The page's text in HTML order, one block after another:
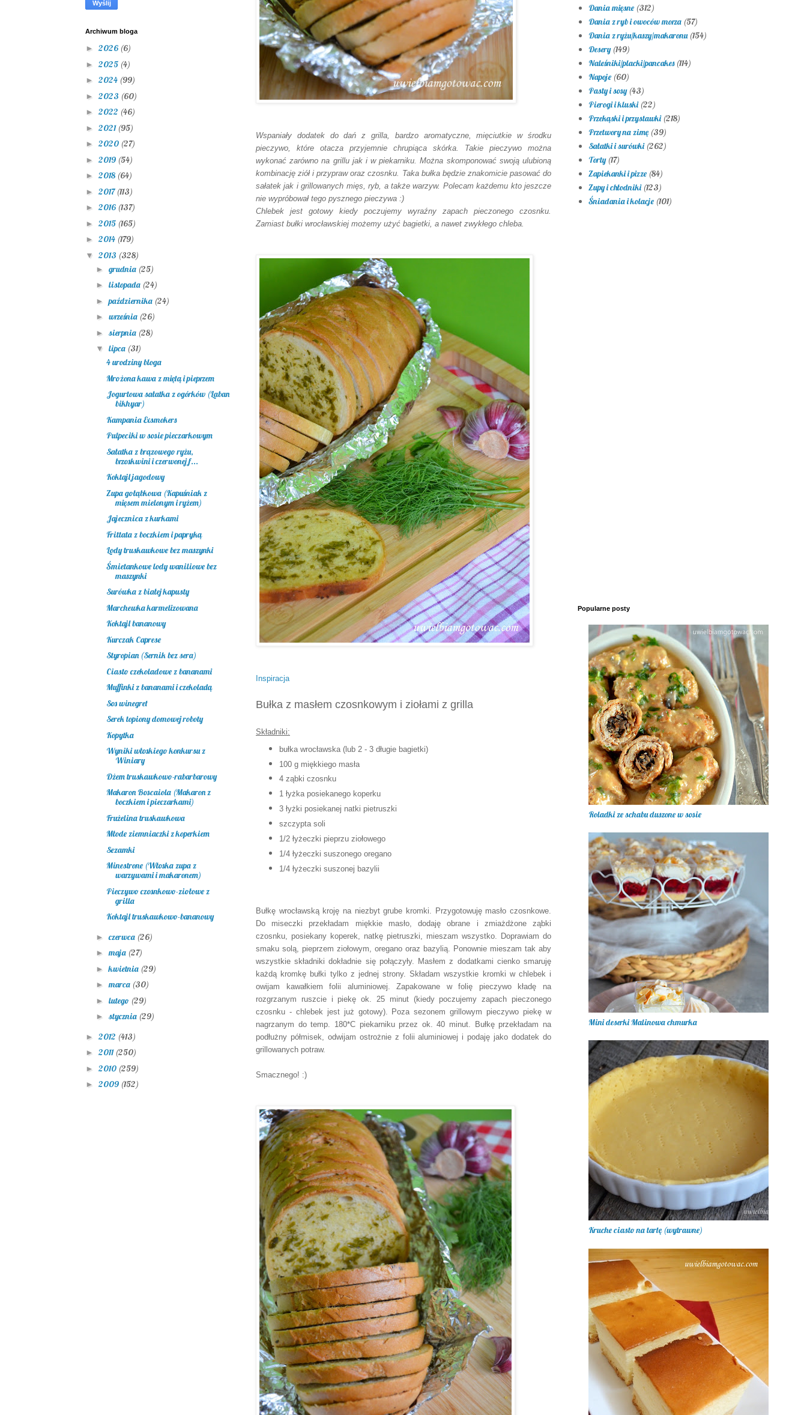
Wspaniały dodatek do dań z grilla, bardzo aromatyczne, mięciutkie w środku
pieczywo, które otacza przyjemnie chrupiąca skórka. Takie pieczywo można
wykonać zarówno na grillu jak i w piekarniku. Można skomponować swoją ulubioną
kombinację ziół i przypraw oraz czosnku. Taka bułka będzie znakomicie pasować do
sałatek jak i grillowanych mięs, ryb, a także warzyw. Polecam każdemu kto jeszcze
nie wypróbował tego pysznego pieczywa :)
Chlebek jest gotowy kiedy poczujemy wyraźny zapach pieczonego czosnku.
Zamiast bułki wrocławskiej możemy użyć bagietki, a nawet zwykłego chleba.
Inspiracja
Bułka z masłem czosnkowym i ziołami z grilla
Składniki:
bułka wrocławska (lub 2 - 3 długie bagietki)
100 g miękkiego masła
4 ząbki czosnku
1 łyżka posiekanego koperku
3 łyżki posiekanej natki pietruszki
szczypta soli
1/2 łyżeczki pieprzu ziołowego
1/4 łyżeczki suszonego oregano
1/4 łyżeczki suszonej bazylii
Bułkę wrocławską kroję na niezbyt grube kromki. Przygotowuję masło czosnkowe.
Do miseczki przekładam miękkie masło, dodaję obrane i zmiażdżone ząbki
czosnku, posiekany koperek, natkę pietruszki, mieszam wszystko. Doprawiam do
smaku solą, pieprzem ziołowym, oregano oraz bazylią. Ponownie mieszam tak aby
wszystkie składniki dokładnie się połączyły. Masłem z dodatkami cienko smaruję
każdą kromkę bułki tylko z jednej strony. Składam wszystkie kromki w chlebek i
owijam kawałkiem folii aluminiowej. Zapakowane w folię pieczywo kładę na
rozgrzanym ruszcie i piekę ok. 25 minut (kiedy poczujemy zapach pieczonego
czosnku - chlebek jest już gotowy). Poza sezonem grillowym pieczywo piekę w
nagrzanym do temp. 180*C piekarniku przez ok. 40 minut. Bułkę przekładam na
podłużny półmisek, odwijam ostrożnie z folii aluminiowej i podaję jako dodatek do
grillowanych potraw.
Smacznego! :)
Archiwum bloga
► 2026 (6)
► 2025 (4)
► 2024 (99)
► 2023 (60)
► 2022 (46)
► 2021 (95)
► 2020 (27)
► 2019 (54)
► 2018 (64)
► 2017(113)
► 2016 (137)
► 2015 (165)
► 2014 (179)
▼ 2013 (328)
► grudnia (25)
► listopada (24)
►października (24)
► września (26)
► sierpnia (28)
▼ lipca (31)
4 urodziny bloga
Mrożona kawa z miętą i pieprzem
Jogurtowa sałatka z ogórków (Laban
bikhyar)
Kampania Exsmokers
Pulpeciki w sosie pieczarkowym
Sałatka z brązowego ryżu,
brzoskwini i czerwonej f...
Koktajl jagodowy
Zupa gołąbkowa (Kapuśniak z
mięsem mielonym i ryżem)
Jajecznica z kurkami
Frittata z boczkiem i papryką
Lody truskawkowe bez maszynki
Śmietankowe lody waniliowe bez
maszynki
Surówka z białej kapusty
Marchewka karmelizowana
Koktajl bananowy
Kurczak Caprese
Styropian (Sernik bez sera)
Ciasto czekoladowe z bananami
Muffinki z bananami i czekoladą
Sos winegret
Serek topiony domowej roboty
Kopytka
Wyniki włoskiego konkursu z
Winiary
Dżem truskawkowo-rabarbarowy
Makaron Boscaiola (Makaron z
boczkiem i pieczarkami)
Frużelina truskawkowa
Młode ziemniaczki z koperkiem
Sezamki
Minestrone (Włoska zupa z
warzywami i makaronem)
Pieczywo czosnkowo-ziołowe z
grilla
Koktajl truskawkowo-bananowy
►czerwca (26)
►maja (27)
►kwietnia (29)
►marca (30)
► lutego (29)
► stycznia (29)
► 2012 (413)
► 2011 (250)
► 2010 (259)
► 2009 (152)
Dania mięsne (312)
Dania z ryb i owoców morza (57)
Dania z ryżu/kaszy/makaronu (154)
Desery (149)
Naleśniki/placki/pancakes (114)
Napoje (60)
Pasty i sosy (43)
Pierogi i kluski (22)
Przekąski i przystawki (218)
Przetwory na zimę (39)
Sałatki i surówki (262)
Torty (17)
Zapiekanki i pizze (84)
Zupy i chłodniki (123)
Śniadania i kolacje (101)
Popularne posty
Roladki ze schabu duszone w sosie
Mini deserki Malinowa chmurka
Kruche ciasto na tartę (wytrawne)